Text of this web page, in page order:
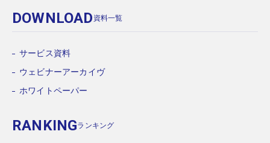
DOWNLOAD 資料一覧
サービス資料
ウェビナーアーカイヴ
ホワイトペーパー
RANKINGランキング